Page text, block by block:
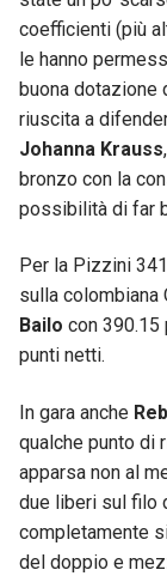
coefficienti (più
le hanno
buona dotazione
riuscita a
Johanna Krauss
bronzo con la
possibilità di far
Per la Pizzini
sulla colombiana
Bailo con 390.15
punti netti.
In gara anche
qualche punto di
apparsa non al
due liberi sul filo
completamente
del doppio e